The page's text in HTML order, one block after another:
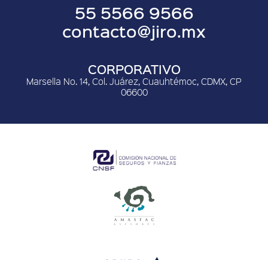
55 5566 9566
contacto@jiro.mx
CORPORATIVO
Marsella No. 14, Col. Juárez, Cuauhtémoc, CDMX, CP
06600